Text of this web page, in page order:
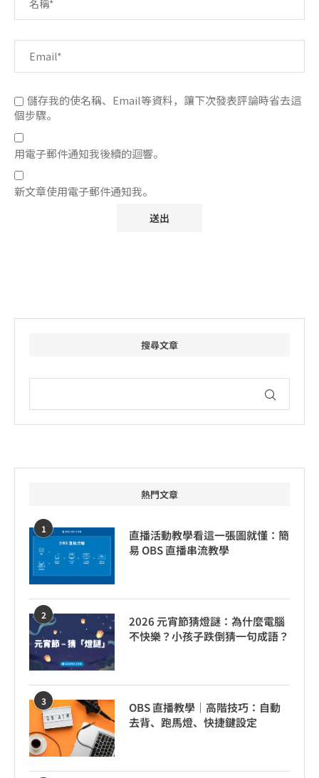
儲存我的使名稱、Email等資料，讓下次發表評論時省去這
個步驟。
用電子郵件通知我後續的迴響。
新文章使用電子郵件通知我。
搜尋文章
熱門文章
1
直播活動教學看這一張圖就懂：簡
易 OBS 直播串流教學
2
2026 元宵節猜燈謎：為什麼電腦
不快樂？小孩子跌倒猜一句成語？
3
OBS 直播教學｜高階技巧：自動
去背、跑馬燈、快捷鍵設定